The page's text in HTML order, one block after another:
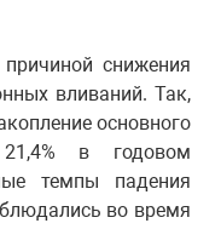
снижения
вливаний. Так,
основного
в годовом
темпы падения
во время